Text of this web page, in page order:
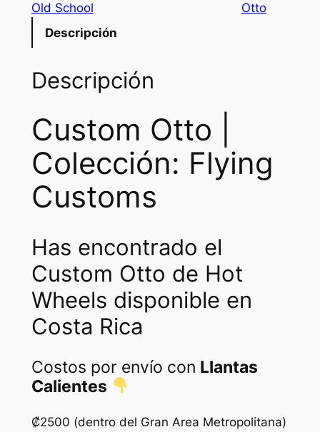
Old School
Otto
Descripción
Descripción
Custom Otto |
Colección: Flying
Customs
Has encontrado el
Custom Otto de Hot
Wheels disponible en
Costa Rica
Costos por envío con Llantas
Calientes
₡2500 (dentro del Gran Area Metropolitana)